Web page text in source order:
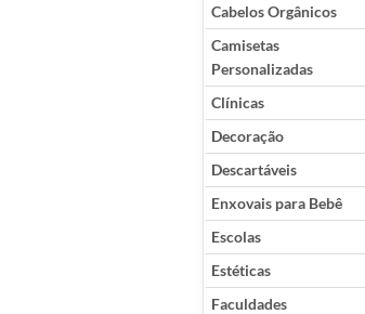
Cabelos Orgânicos
Camisetas
Personalizadas
Clínicas
Decoração
Descartáveis
Enxovais para Bebê
Escolas
Estéticas
Faculdades